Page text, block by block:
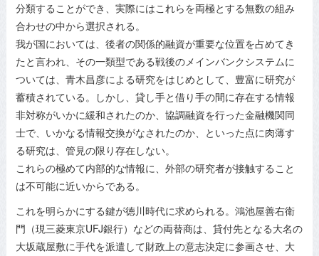
分類することができ、実際にはこれらを両極とする無数の組み
合わせの中から選択される。
我が国においては、後者の関係的融資が重要な位置を占めてき
たと言われ、その一類型である戦後のメインバンクシステムに
ついては、青木昌彦による研究をはじめとして、豊富に研究が
蓄積されている。しかし、貸し手と借り手の間に存在する情報
非対称がいかに緩和されたのか、協調融資を行った金融機関同
士で、いかなる情報交換がなされたのか、といった点に肉薄す
る研究は、管見の限り存在しない。
これらの極めて内部的な情報に、外部の研究者が接触すること
は不可能に近いからである。
これを明らかにする鍵が徳川時代に求められる。鴻池屋善右衛
門（現三菱東京UFJ銀行）などの両替商は、貸付先となる大名の
大坂蔵屋敷に手代を派遣して財政上の意志決定に参画させ、大